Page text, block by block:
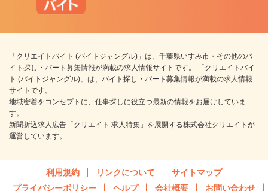
「クリエイトバイト (バイトジャングル)」は、千葉県いすみ市・その他のバ
イト探し・パート募集情報が満載の求人情報サイトです。 「クリエイトバイ
ト (バイトジャングル)」は、バイト探し・パート募集情報が満載の求人情報
サイトです。
地域密着をコンセプトに、仕事探しに役立つ最新の情報をお届けしていま
す。
新聞折込求人広告「クリエイト 求人特集」を展開する株式会社クリエイトが
運営しています。
利用規約 リンクについて
サイトマップ
プライバシーポリシー
ヘルプ 会社概要 お問い合わせ